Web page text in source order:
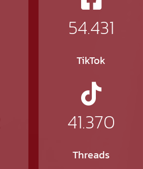
54.431
TikTok
41.370
Threads